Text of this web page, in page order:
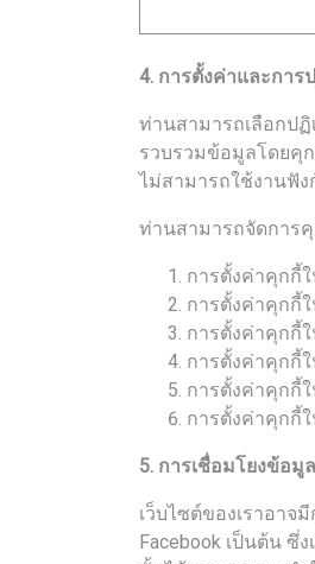
4. การตั้งค่าและการ
ท่านสามารถเลือกปฏิ
รวบรวมข้อมูลโดยคุ
ไม่สามารถใช้งานฟั
ท่านสามารถจัดการคุ
การตั้งค่าคุกกี้
การตั้งค่าคุกกี้
การตั้งค่าคุกกี้
การตั้งค่าคุกกี้
การตั้งค่าคุกกี้
การตั้งค่าคุกกี้
5. การเชื่อมโยงข้อมู
เว็บไซต์ของเราอาจ
Facebook เป็นต้น